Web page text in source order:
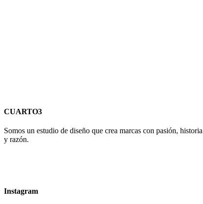
CUARTO3
Somos un estudio de diseño que crea marcas con pasión, historia
y razón.
Instagram